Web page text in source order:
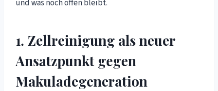
und was noch offen bleibt.
1. Zellreinigung als neuer
Ansatzpunkt gegen
Makuladegeneration